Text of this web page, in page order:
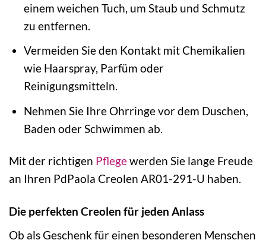
einem weichen Tuch, um Staub und Schmutz
zu entfernen.
Vermeiden Sie den Kontakt mit Chemikalien
wie Haarspray, Parfüm oder
Reinigungsmitteln.
Nehmen Sie Ihre Ohrringe vor dem Duschen,
Baden oder Schwimmen ab.
Mit der richtigen Pflegewerden Sie lange Freude
an Ihren PdPaola Creolen AR01-291-U haben.
Die perfekten Creolen für jeden Anlass
Ob als Geschenk für einen besonderen Menschen